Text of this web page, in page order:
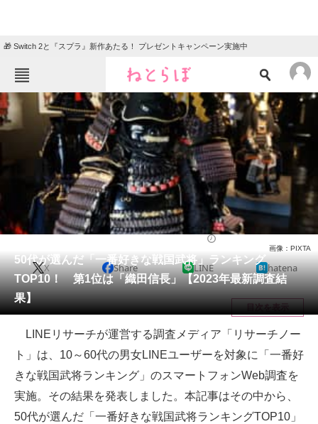
🎁 Switch 2と『スプラ』新作あたる！ プレゼントキャンペーン実施中
ねとらぼメニュー
TOP ニュース
クイズ
地域
住まい 教育・育児
動物 リサーチ
会員記事
メディア
注目記事を集めた総合ページ
ITの今と未来を見通す
スマホと通信の最新トレンド
進化するPCとデバイスの未来
50代が選んだ「一番好きな戦国武将」ランキング
TOP10！ 第1位は「織田信長」【2023年最新調査結
果】
画像：PIXTA
X Share LINE hatena
目次を表示
LINEリサーチが運営する調査メディア「リサーチノー
ト」は、10～60代の男女LINEユーザーを対象に「一番好
きな戦国武将ランキング」のスマートフォンWeb調査を
実施。その結果を発表しました。本記事はその中から、
50代が選んだ「一番好きな戦国武将ランキングTOP10」